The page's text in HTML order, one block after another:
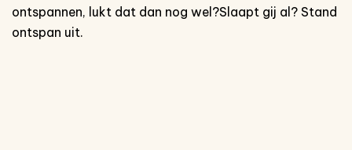
ontspannen, lukt dat dan nog wel?Slaapt gij al? Stand
ontspan uit.